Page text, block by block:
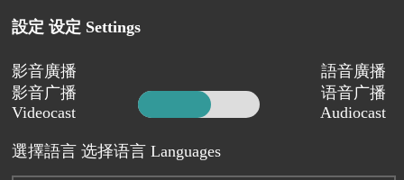
設定 设定 Settings
影音廣播
影音广播
Videocast
語音廣播
语音广播
Audiocast
選擇語言 选择语言 Languages